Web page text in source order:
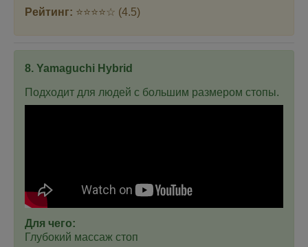
Рейтинг: ⭐⭐⭐⭐☆ (4.5)
8. Yamaguchi Hybrid
Подходит для людей с большим размером стопы.
Для чего:
Глубокий массаж стоп